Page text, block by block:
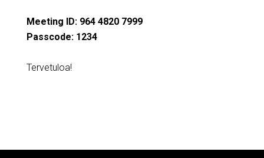
Meeting ID: 964 4820 7999
Passcode: 1234
Tervetuloa!